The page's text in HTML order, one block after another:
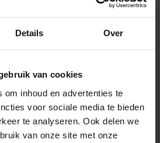
Details Over
van cookies
om inhoud en advertenties te
voor sociale media te bieden
te analyseren. Ook delen we
van onze site met onze